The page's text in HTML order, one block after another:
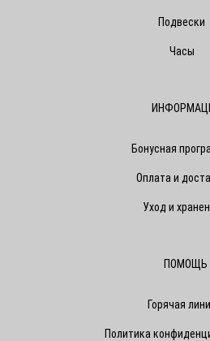
Подвески
Часы
Бонусная
Оплата и
Уход и
ПОМОЩЬ
Горячая
Политика